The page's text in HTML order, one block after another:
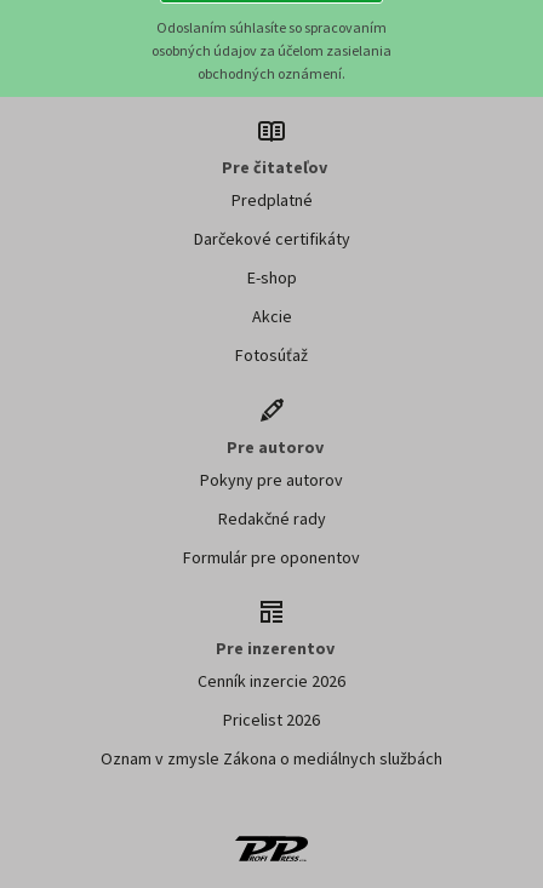
Odoslaním súhlasíte so spracovaním
osobných údajov za účelom zasielania
obchodných oznámení.
Pre čitateľov
Predplatné
Darčekové certifikáty
E-shop
Akcie
Fotosúťaž
Pre autorov
Pokyny pre autorov
Redakčné rady
Formulár pre oponentov
Pre inzerentov
Cenník inzercie 2026
Pricelist 2026
Oznam v zmysle Zákona o mediálnych službách